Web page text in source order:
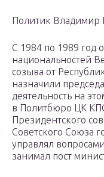
Политик Владимир
С 1984 по 1989 год
национальностей
созыва от
назначили
деятельность на
в Политбюро ЦК
Президентского
Советского Союза
управлял
занимал пост